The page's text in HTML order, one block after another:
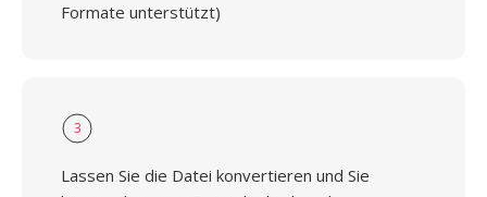
Formate unterstützt)
3
Lassen Sie die Datei konvertieren und Sie